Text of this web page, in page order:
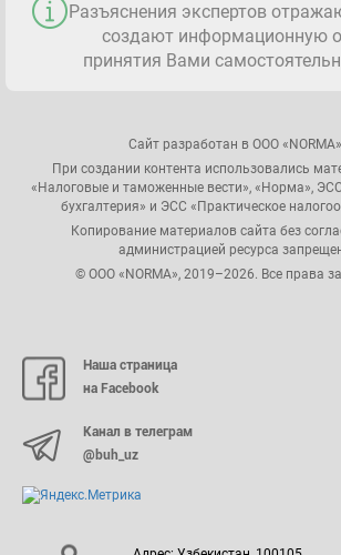
Разъяснения экспертов
создают информационную
принятия Вами
Сайт разработан в ООО
При создании контента использовались
«Налоговые и таможенные вести», «Норма»,
бухгалтерия» и ЭСС «Практическое
Копирование материалов сайта без
администрацией ресурса
© ООО «NORMA», 2019–2026. Все права
Наша страница
на Facebook
Канал в телеграм
@buh_uz